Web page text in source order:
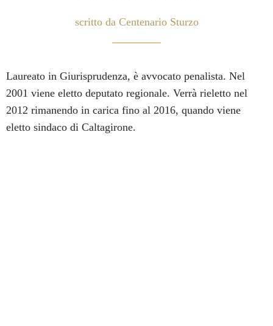
scritto da Centenario Sturzo
Laureato in Giurisprudenza, è avvocato penalista. Nel
2001 viene eletto deputato regionale. Verrà rieletto nel
2012 rimanendo in carica fino al 2016, quando viene
eletto sindaco di Caltagirone.